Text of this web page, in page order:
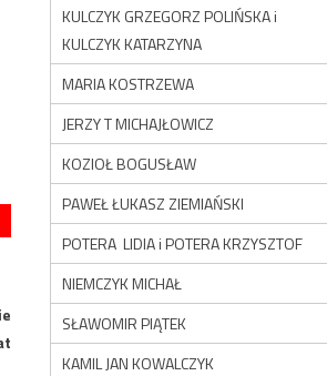
KULCZYK GRZEGORZ POLIŃSKA i
KULCZYK KATARZYNA
MARIA KOSTRZEWA
JERZY T MICHAJŁOWICZ
KOZIOŁ BOGUSŁAW
PAWEŁ ŁUKASZ ZIEMIAŃSKI
POTERA LIDIA i POTERA KRZYSZTOF
NIEMCZYK MICHAŁ
SŁAWOMIR PIĄTEK
KAMIL JAN KOWALCZYK